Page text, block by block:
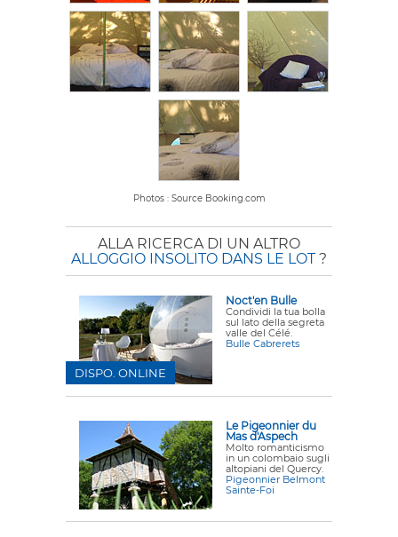
Photos : Source Booking.com
ALLA RICERCA DI UN ALTRO
ALLOGGIO INSOLITO DANS LE LOT?
Noct'en Bulle
Condividi la tua bolla
sul lato della segreta
valle del Célé.
Bulle Cabrerets
DISPO. ONLINE
Le Pigeonnier du
Mas d'Aspech
Molto romanticismo
in un colombaio sugli
altopiani del Quercy.
Pigeonnier Belmont
Sainte-Foi